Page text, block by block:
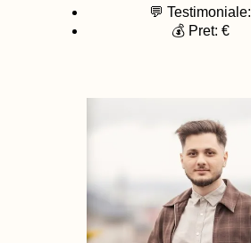
💬 Testimoniale:
💰 Pret: €